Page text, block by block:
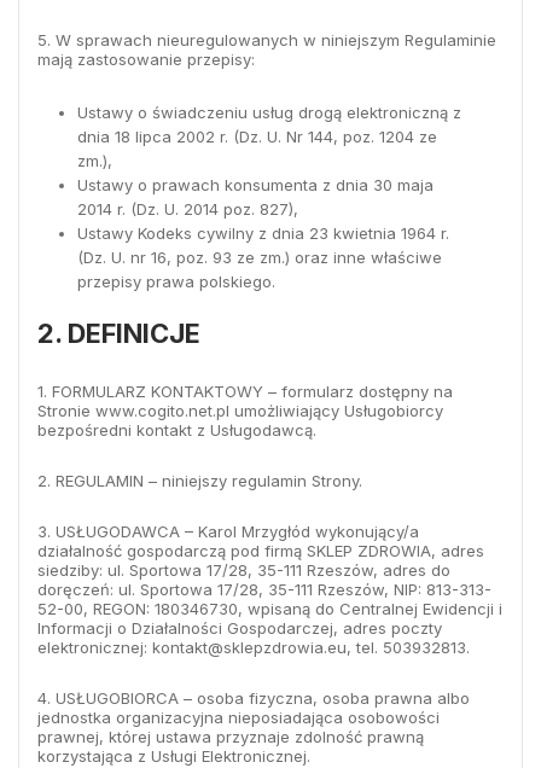
5. W sprawach nieuregulowanych w niniejszym Regulaminie
mają zastosowanie przepisy:
Ustawy o świadczeniu usług drogą elektroniczną z
dnia 18 lipca 2002 r. (Dz. U. Nr 144, poz. 1204 ze
zm.),
Ustawy o prawach konsumenta z dnia 30 maja
2014 r. (Dz. U. 2014 poz. 827),
Ustawy Kodeks cywilny z dnia 23 kwietnia 1964 r.
(Dz. U. nr 16, poz. 93 ze zm.) oraz inne właściwe
przepisy prawa polskiego.
2. DEFINICJE
1. FORMULARZ KONTAKTOWY – formularz dostępny na
Stronie www.cogito.net.pl umożliwiający Usługobiorcy
bezpośredni kontakt z Usługodawcą.
2. REGULAMIN – niniejszy regulamin Strony.
3. USŁUGODAWCA – Karol Mrzygłód wykonujący/a
działalność gospodarczą pod firmą SKLEP ZDROWIA, adres
siedziby: ul. Sportowa 17/28, 35-111 Rzeszów, adres do
doręczeń: ul. Sportowa 17/28, 35-111 Rzeszów, NIP: 813-313-
52-00, REGON: 180346730, wpisaną do Centralnej Ewidencji i
Informacji o Działalności Gospodarczej, adres poczty
elektronicznej: kontakt@sklepzdrowia.eu, tel. 503932813.
4. USŁUGOBIORCA – osoba fizyczna, osoba prawna albo
jednostka organizacyjna nieposiadająca osobowości
prawnej, której ustawa przyznaje zdolność prawną
korzystająca z Usługi Elektronicznej.